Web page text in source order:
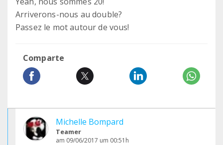
Arriverons-nous au double?
Passez le mot autour de vous!
Comparte
Michelle Bompard
Teamer
am 09/06/2017 um 00:51h